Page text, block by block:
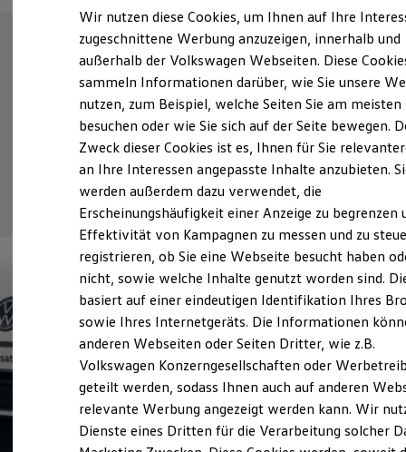
Elektroautos
ID. Tutorials
Elektrofahrzeugkonzepte
Reichweite
Reichweite der ID. Modelle
Reichweite im Winter
Laden
Laden unterwegs
Laden Zuhause
Ladezeitensimulator
Batterie
Sicherheit
Garantie und Lebensdauer
Nachhaltigkeit
Technologie
Kosten und Kauf
Verbrauchskosten
Kaufoptionen
E-Auto-Förderung
Software und Konnektivität
Die ID. Software 6
ID. Software Versionen und Updates
Digitale Extras
Schnittstellen zu Ihrem ID.
Wir nutzen diese Cookies, um Ihnen auf Ihre
zugeschnittene Werbung anzuzeigen, innerhalb und
außerhalb der Volkswagen Webseiten. Diese
sammeln Informationen darüber, wie Sie unsere
nutzen, zum Beispiel, welche Seiten Sie am meisten
besuchen oder wie Sie sich auf der Seite bewegen.
Zweck dieser Cookies ist es, Ihnen für Sie
an Ihre Interessen angepasste Inhalte anzubieten.
werden außerdem dazu verwendet, die
Erscheinungshäufigkeit einer Anzeige zu begrenzen
Effektivität von Kampagnen zu messen und zu
registrieren, ob Sie eine Webseite besucht haben
nicht, sowie welche Inhalte genutzt worden sind.
basiert auf einer eindeutigen Identifikation Ihres
sowie Ihres Internetgeräts. Die Informationen
anderen Webseiten oder Seiten Dritter, wie z.B.
Volkswagen Konzerngesellschaften oder
geteilt werden, sodass Ihnen auch auf anderen
relevante Werbung angezeigt werden kann. Wir
Dienste eines Dritten für die Verarbeitung solcher